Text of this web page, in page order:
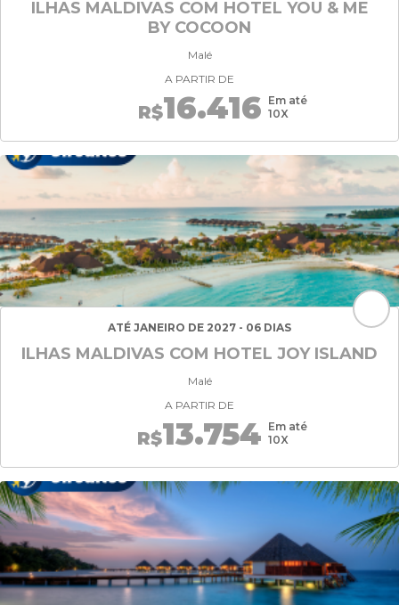
ILHAS MALDIVAS COM HOTEL YOU & ME
BY COCOON
Malé
A PARTIR DE
R$16.416 Em até
10X
ATÉ JANEIRO DE 2027 - 06 DIAS
ILHAS MALDIVAS COM HOTEL JOY ISLAND
Malé
A PARTIR DE
R$13.754 Em até
10X